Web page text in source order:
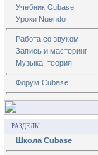
Учебник Cubase
Уроки Nuendo
Работа со звуком
Запись и мастеринг
Музыка: теория
Форум Cubase
РАЗДЕЛЫ
Школа Cubase